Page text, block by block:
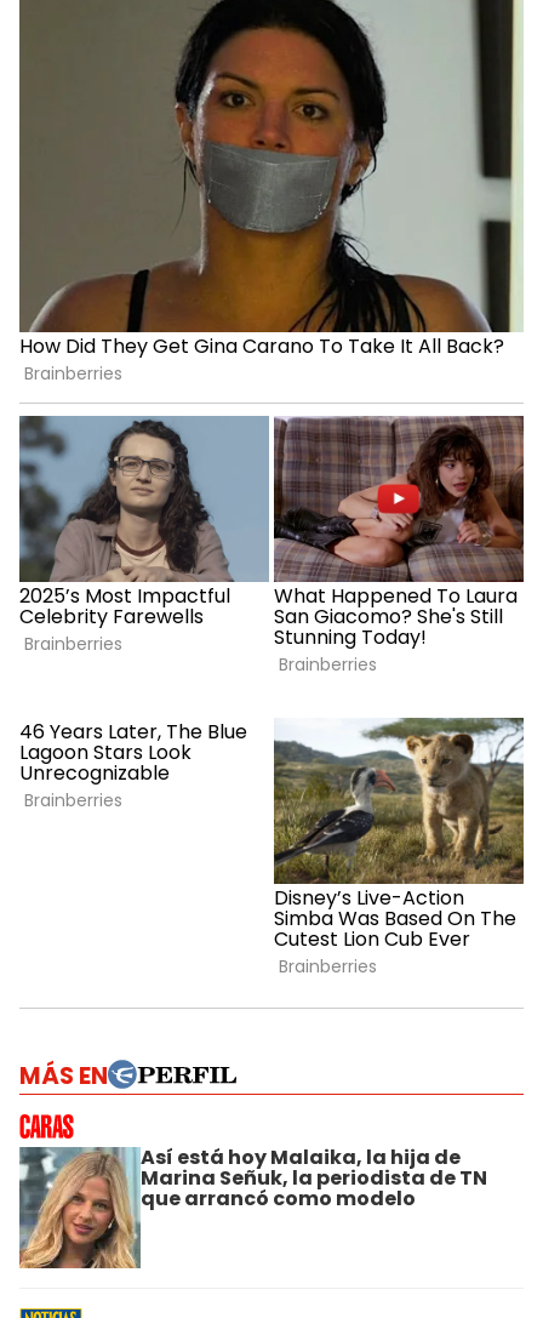
MÁS EN
Así está hoy Malaika, la hija de
Marina Señuk, la periodista de TN
que arrancó como modelo